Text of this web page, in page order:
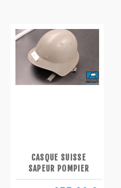
CASQUE SUISSE
SAPEUR POMPIER